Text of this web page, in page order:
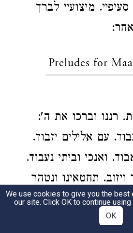
סעיפיי. מיצועיי לברך
Preludes for
רננו וברכו את ה':
עם אלילים יזבוד.
ואנכי וביתי נעבוד.
תחטאינו ונטהר
עזב תעזב. חלילה לך
כרים מקדשיך בוססו.
We use cookies to give you the
our site. Click OK to continue using
OK